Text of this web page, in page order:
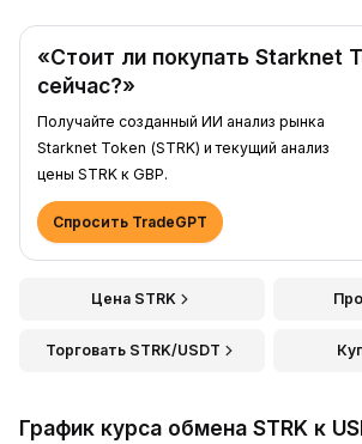
«Стоит ли покупать Starknet
сейчас?»
Получайте созданный ИИ анализ рынка
Starknet Token (STRK) и текущий анализ
цены STRK к GBP.
Спросить TradeGPT
Цена STRK
Торговать STRK/USDT
График курса обмена STRK к